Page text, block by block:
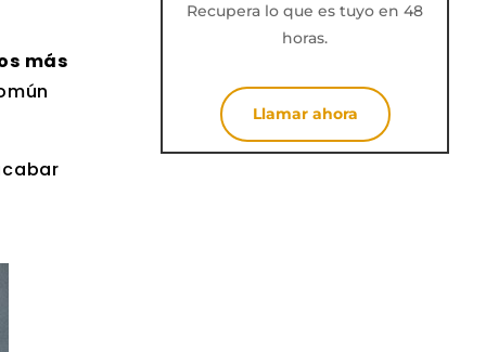
más
Recupera lo que es tuyo en 48
horas.
Llamar ahora